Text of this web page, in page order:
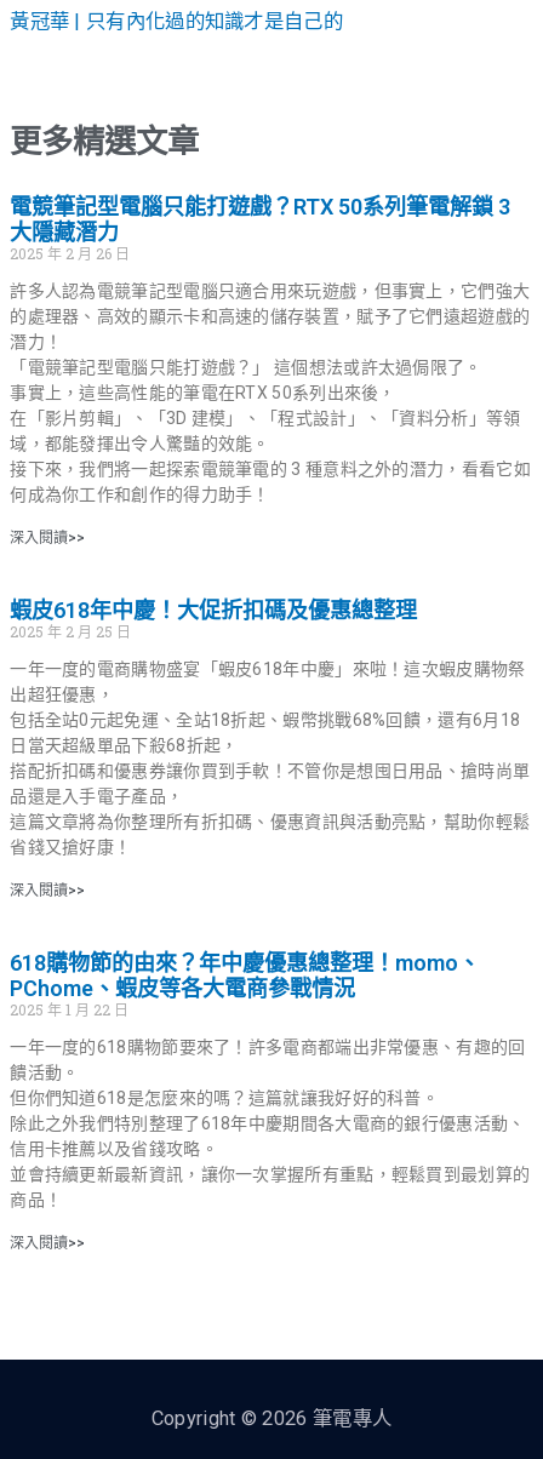
黃冠華 | 只有內化過的知識才是自己的
更多精選文章
電競筆記型電腦只能打遊戲？RTX 50系列筆電解鎖 3
大隱藏潛力
2025 年 2 月 26 日
許多人認為電競筆記型電腦只適合用來玩遊戲，但事實上，它們強大
的處理器、高效的顯示卡和高速的儲存裝置，賦予了它們遠超遊戲的
潛力！
「電競筆記型電腦只能打遊戲？」 這個想法或許太過侷限了。
事實上，這些高性能的筆電在RTX 50系列出來後，
在「影片剪輯」、「3D 建模」、「程式設計」、「資料分析」等領
域，都能發揮出令人驚豔的效能。
接下來，我們將一起探索電競筆電的 3 種意料之外的潛力，看看它如
何成為你工作和創作的得力助手！
深入閱讀>>
蝦皮618年中慶！大促折扣碼及優惠總整理
2025 年 2 月 25 日
一年一度的電商購物盛宴「蝦皮618年中慶」來啦！這次蝦皮購物祭
出超狂優惠，
包括全站0元起免運、全站18折起、蝦幣挑戰68%回饋，還有6月18
日當天超級單品下殺68折起，
搭配折扣碼和優惠券讓你買到手軟！不管你是想囤日用品、搶時尚單
品還是入手電子產品，
這篇文章將為你整理所有折扣碼、優惠資訊與活動亮點，幫助你輕鬆
省錢又搶好康！
深入閱讀>>
618購物節的由來？年中慶優惠總整理！momo、
PChome、蝦皮等各大電商參戰情況
2025 年 1 月 22 日
一年一度的618購物節要來了！許多電商都端出非常優惠、有趣的回
饋活動。
但你們知道618是怎麼來的嗎？這篇就讓我好好的科普。
除此之外我們特別整理了618年中慶期間各大電商的銀行優惠活動、
信用卡推薦以及省錢攻略。
並會持續更新最新資訊，讓你一次掌握所有重點，輕鬆買到最划算的
商品！
深入閱讀>>
Copyright © 2026 筆電專人